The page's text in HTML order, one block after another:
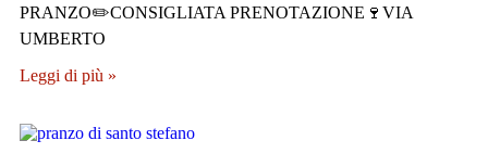
PRANZO✏️CONSIGLIATA PRENOTAZIONE🍷VIA
UMBERTO
Leggi di più »